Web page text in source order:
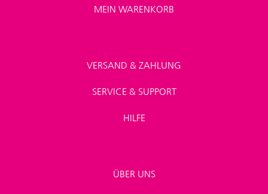
MEIN WARENKORB
VERSAND & ZAHLUNG
SERVICE & SUPPORT
HILFE
ÜBER UNS